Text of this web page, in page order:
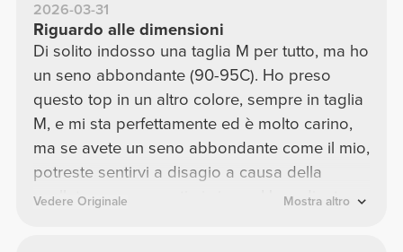
2026-03-31
Riguardo alle dimensioni
Di solito indosso una taglia M per tutto, ma ho
un seno abbondante (90-95C). Ho preso
questo top in un altro colore, sempre in taglia
M, e mi sta perfettamente ed è molto carino,
ma se avete un seno abbondante come il mio,
potreste sentirvi a disagio a causa della
scollatura e non sentirvi sicure. Ho ordinato
Vedere Originale Mostra altro